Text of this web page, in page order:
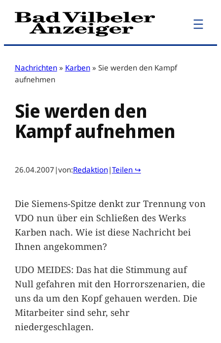
Zum
Inhalt
Nachrichten » Karben » Sie werden den Kampf
aufnehmen
Sie werden den
Kampf aufnehmen
26.04.2007 |von:Redaktion|Teilen ↪
Die Siemens-Spitze denkt zur Trennung von
VDO nun über ein Schließen des Werks
Karben nach. Wie ist diese Nachricht bei
Ihnen angekommen?
UDO MEIDES: Das hat die Stimmung auf
Null gefahren mit den Horrorszenarien, die
uns da um den Kopf gehauen werden. Die
Mitarbeiter sind sehr, sehr
niedergeschlagen.